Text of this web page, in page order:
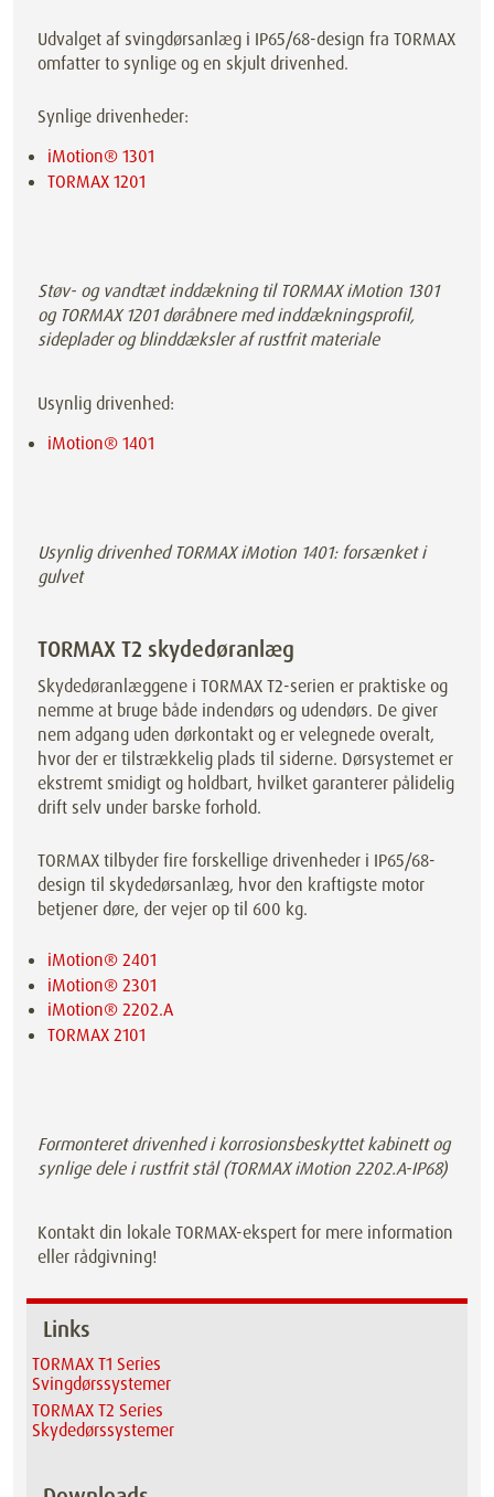
Udvalget af svingdørsanlæg i IP65/68-design fra TORMAX
omfatter to synlige og en skjult drivenhed.
Synlige drivenheder:
iMotion® 1301
TORMAX 1201
Støv- og vandtæt inddækning til TORMAX iMotion 1301
og TORMAX 1201 døråbnere med inddækningsprofil,
sideplader og blinddæksler af rustfrit materiale
Usynlig drivenhed:
iMotion® 1401
Usynlig drivenhed TORMAX iMotion 1401: forsænket i
gulvet
TORMAX T2 skydedøranlæg
Skydedøranlæggene i TORMAX T2-serien er praktiske og
nemme at bruge både indendørs og udendørs. De giver
nem adgang uden dørkontakt og er velegnede overalt,
hvor der er tilstrækkelig plads til siderne. Dørsystemet er
ekstremt smidigt og holdbart, hvilket garanterer pålidelig
drift selv under barske forhold.
TORMAX tilbyder fire forskellige drivenheder i IP65/68-
design til skydedørsanlæg, hvor den kraftigste motor
betjener døre, der vejer op til 600 kg.
iMotion® 2401
iMotion® 2301
iMotion® 2202.A
TORMAX 2101
Formonteret drivenhed i korrosionsbeskyttet kabinett og
synlige dele i rustfrit stål (TORMAX iMotion 2202.A-IP68)
Kontakt din lokale TORMAX-ekspert for mere information
eller rådgivning!
Links
TORMAX T1 Series
Svingdørssystemer
TORMAX T2 Series
Skydedørssystemer